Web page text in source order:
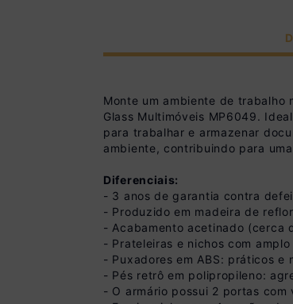
Monte um ambiente de trabalho
Glass Multimóveis MP6049.
para trabalhar e armazenar
ambiente, contribuindo para
Diferenciais:
- 3 anos de garantia contra
- Produzido em madeira de
- Acabamento acetinado (cerca
- Prateleiras e nichos com
- Puxadores em ABS: práticos e
- Pés retrô em polipropileno:
- O armário possui 2 portas